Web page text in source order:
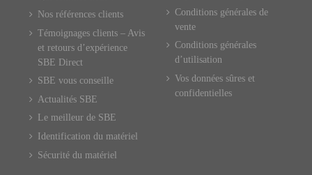
Nos références clients
Témoignages clients – Avis
et retours d’expérience
SBE Direct
SBE vous conseille
Actualités SBE
Le meilleur de SBE
Identification du matériel
Sécurité du matériel
Conditions générales de
vente
Conditions générales
d’utilisation
Vos données sûres et
confidentielles